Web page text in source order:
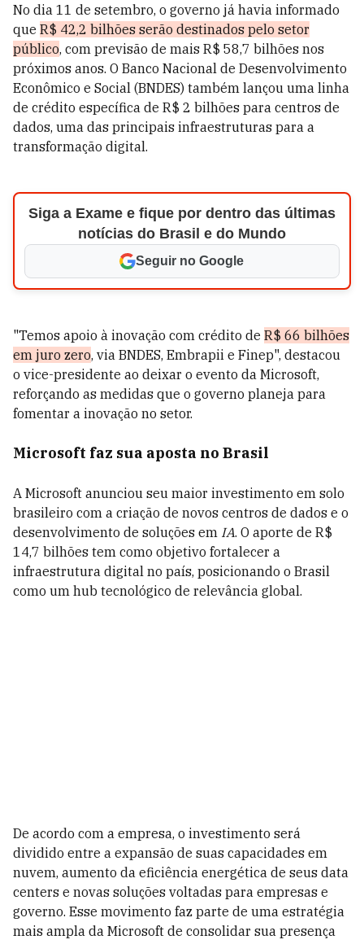
No dia 11 de setembro, o governo já havia informado
que R$ 42,2 bilhões serão destinados pelo setor
público, com previsão de mais R$ 58,7 bilhões nos
próximos anos. O Banco Nacional de Desenvolvimento
Econômico e Social (BNDES) também lançou uma linha
de crédito específica de R$ 2 bilhões para centros de
dados, uma das principais infraestruturas para a
transformação digital.
Siga a Exame e fique por dentro das últimas
notícias do Brasil e do Mundo
Seguir no Google
"Temos apoio à inovação com crédito de R$ 66 bilhões
em juro zero, via BNDES, Embrapii e Finep", destacou
o vice-presidente ao deixar o evento da Microsoft,
reforçando as medidas que o governo planeja para
fomentar a inovação no setor.
Microsoft faz sua aposta no Brasil
A Microsoft anunciou seu maior investimento em solo
brasileiro com a criação de novos centros de dados e o
desenvolvimento de soluções em IA. O aporte de R$
14,7 bilhões tem como objetivo fortalecer a
infraestrutura digital no país, posicionando o Brasil
como um hub tecnológico de relevância global.
De acordo com a empresa, o investimento será
dividido entre a expansão de suas capacidades em
nuvem, aumento da eficiência energética de seus data
centers e novas soluções voltadas para empresas e
governo. Esse movimento faz parte de uma estratégia
mais ampla da Microsoft de consolidar sua presença